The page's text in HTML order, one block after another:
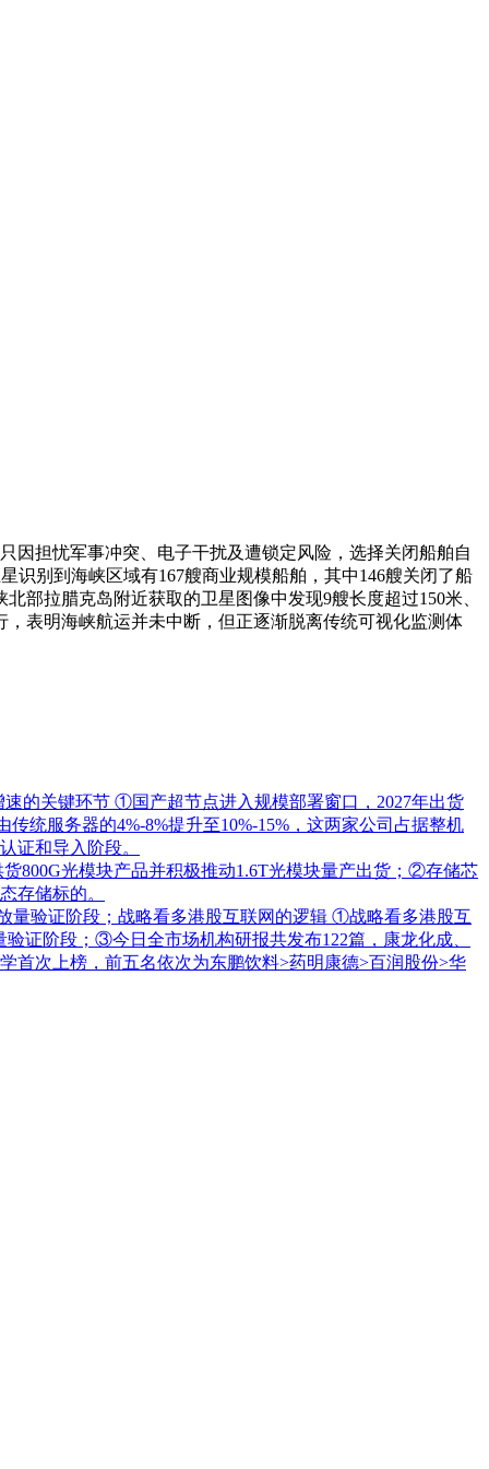
因担忧军事冲突、电子干扰及遭锁定风险，选择关闭船舶自
识别到海峡区域有167艘商业规模船舶，其中146艘关闭了船
部拉腊克岛附近获取的卫星图像中发现9艘长度超过150米、
表明海峡航运并未中断，但正逐渐脱离传统可视化监测体
速的关键环节 ①国产超节点进入规模部署窗口，2027年出货
统服务器的4%-8%提升至10%-15%，这两家公司占据整机
证和导入阶段。
800G光模块产品并积极推动1.6T光模块量产出货；②存储芯
存储标的。
量验证阶段；战略看多港股互联网的逻辑 ①战略看多港股互
证阶段；③今日全市场机构研报共发布122篇，康龙化成、
首次上榜，前五名依次为东鹏饮料>药明康德>百润股份>华